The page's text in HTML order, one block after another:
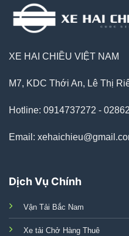
XE HAI CHIỀU VIỆT NAM
M7, KDC Thới An, Lê Thị
Hotline: 0914737272 -
Email:
Dịch Vụ Chính
Vận Tải Bắc Nam
Xe tải Chở Hàng Thuê